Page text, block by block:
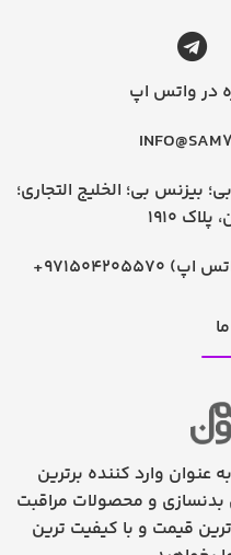
در واتس اپ
بیزنس بی؛ الخلیج التجاری؛
1910
سم 7 شاپ به عنوان وارد کننده برترین
و محصولات مراقبت
قیمت و با کیفیت ترین